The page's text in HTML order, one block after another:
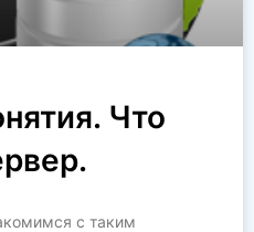
Что
с таким